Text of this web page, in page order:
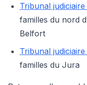
Tribunal
familles du nord
Belfort
Tribunal
familles du Jura